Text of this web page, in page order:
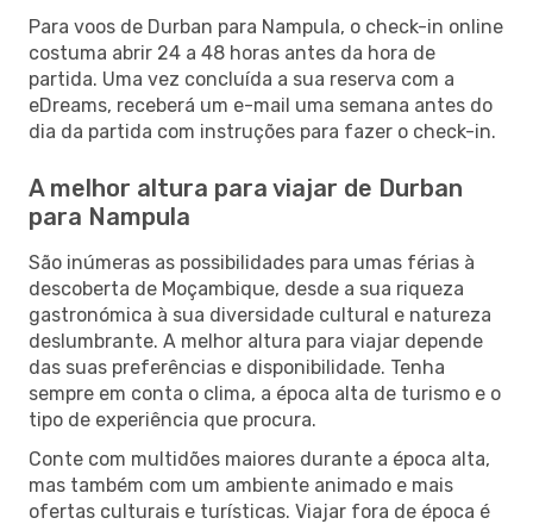
Para voos de Durban para Nampula, o check-in online
costuma abrir 24 a 48 horas antes da hora de
partida. Uma vez concluída a sua reserva com a
eDreams, receberá um e-mail uma semana antes do
dia da partida com instruções para fazer o check-in.
A melhor altura para viajar de Durban
para Nampula
São inúmeras as possibilidades para umas férias à
descoberta de Moçambique, desde a sua riqueza
gastronómica à sua diversidade cultural e natureza
deslumbrante. A melhor altura para viajar depende
das suas preferências e disponibilidade. Tenha
sempre em conta o clima, a época alta de turismo e o
tipo de experiência que procura.
Conte com multidões maiores durante a época alta,
mas também com um ambiente animado e mais
ofertas culturais e turísticas. Viajar fora de época é